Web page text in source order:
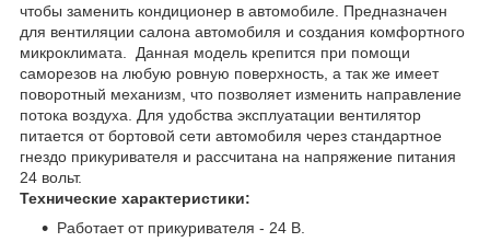
чтобы заменить кондиционер в автомобиле. Предназначен
для вентиляции салона автомобиля и создания комфортного
микроклимата. Данная модель крепится при помощи
саморезов на любую ровную поверхность, а так же имеет
поворотный механизм, что позволяет изменить направление
потока воздуха. Для удобства эксплуатации вентилятор
питается от бортовой сети автомобиля через стандартное
гнездо прикуривателя и рассчитана на напряжение питания
24 вольт.
Технические характеристики:
Работает от прикуривателя - 24 В.